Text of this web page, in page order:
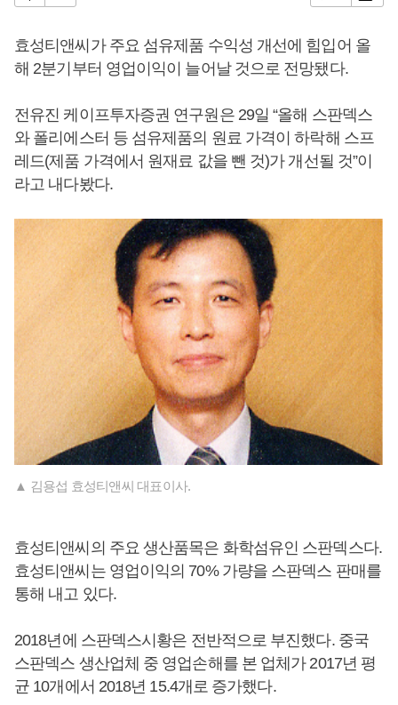
효성티앤씨가 주요 섬유제품 수익성 개선에 힘입어 올
해 2분기부터 영업이익이 늘어날 것으로 전망됐다.
전유진 케이프투자증권 연구원은 29일 “올해 스판덱스
와 폴리에스터 등 섬유제품의 원료 가격이 하락해 스프
레드(제품 가격에서 원재료 값을 뺀 것)가 개선될 것”이
라고 내다봤다.
▲ 김용섭 효성티앤씨 대표이사.
효성티앤씨의 주요 생산품목은 화학섬유인 스판덱스다.
효성티앤씨는 영업이익의 70% 가량을 스판덱스 판매를
통해 내고 있다.
2018년에 스판덱스시황은 전반적으로 부진했다. 중국
스판덱스 생산업체 중 영업손해를 본 업체가 2017년 평
균 10개에서 2018년 15.4개로 증가했다.